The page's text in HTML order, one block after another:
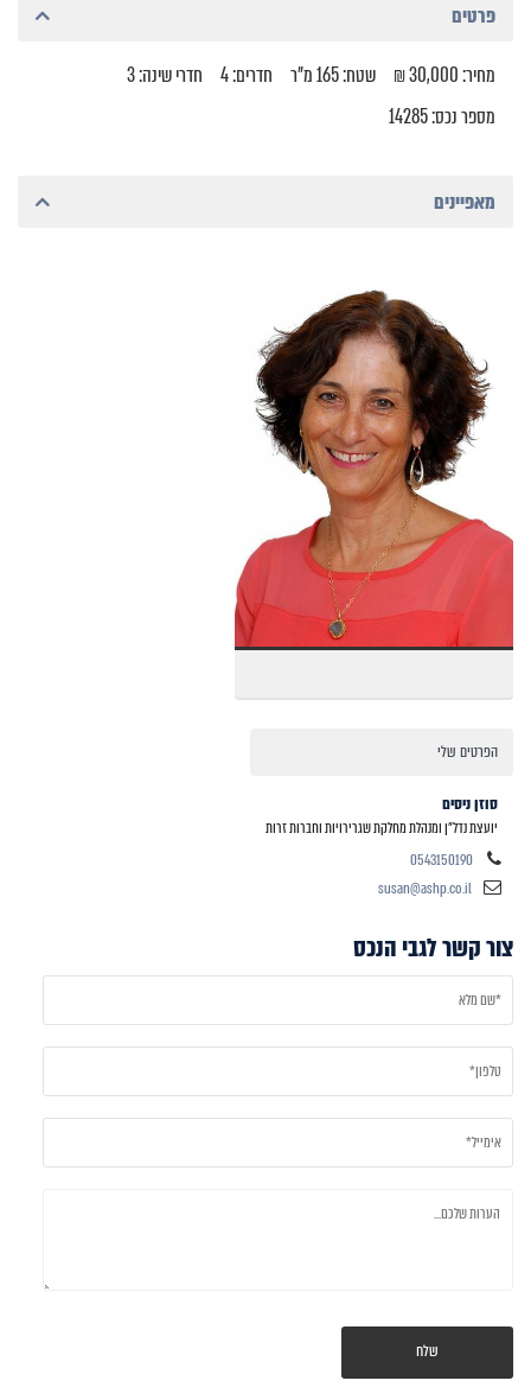
פרטים
מחיר: 30,000 ₪ שטח: 165 מ"ר חדרים: 4
חדרי שינה: 3
מספר נכס: 14285
מאפיינים
הפרטים שלי
סוזן ניסים
יועצת נדל"ן ומנהלת מחלקת שגרירויות וחברות זרות
0543150190
susan@ashp.co.il
צור קשר